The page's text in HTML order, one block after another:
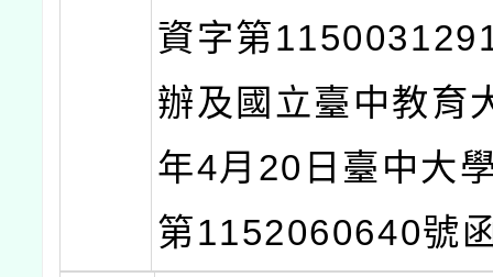
資字第
辦及國立臺中教育
年4月20日臺中大
第1152060640號